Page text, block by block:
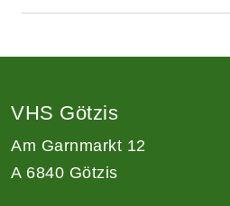
VHS Götzis
Am Garnmarkt 12
A 6840 Götzis